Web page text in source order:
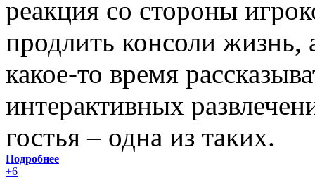
реакция со стороны
продлить консоли
какое-то время
интерактивных
гостья – одна из таких.
Подробнее
+6